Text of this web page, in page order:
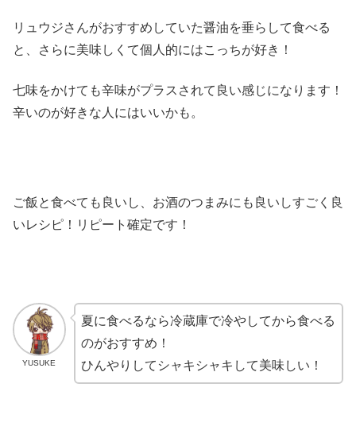
リュウジさんがおすすめしていた醤油を垂らして食べる
と、さらに美味しくて個人的にはこっちが好き！
七味をかけても辛味がプラスされて良い感じになります！
辛いのが好きな人にはいいかも。
ご飯と食べても良いし、お酒のつまみにも良いしすごく良
いレシピ！リピート確定です！
YUSUKE
夏に食べるなら冷蔵庫で冷やしてから食べる
のがおすすめ！
ひんやりしてシャキシャキして美味しい！